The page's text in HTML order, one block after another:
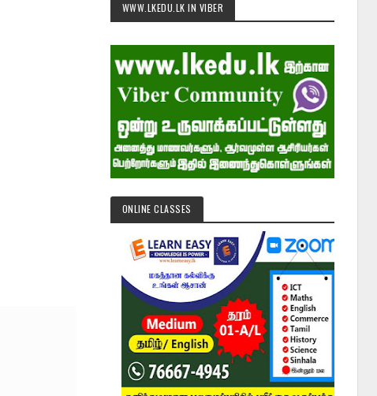
WWW.LKEDU.LK IN VIBER
ONLINE CLASSES